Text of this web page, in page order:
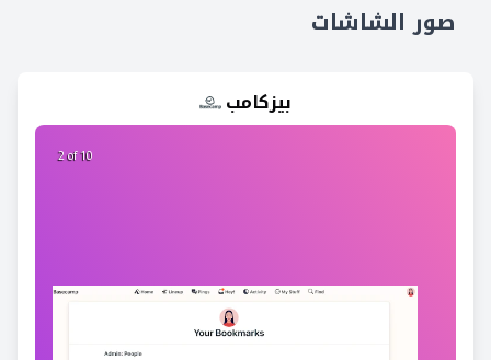
صور الشاشات
بيزكامب
2 of 10